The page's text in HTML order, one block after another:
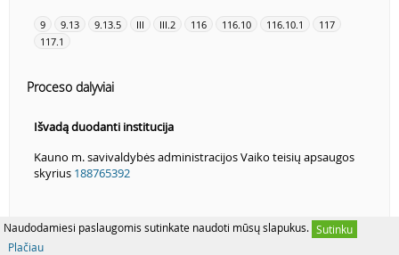
Naudodamiesi paslaugomis sutinkate naudoti mūsų slapukus. Sutinku
Plačiau
9 9.13 9.13.5 III III.2 116 116.10 116.10.1
117
117.1
Proceso dalyviai
Išvadą duodanti institucija
Kauno m. savivaldybės administracijos Vaiko teisių apsaugos
skyrius 188765392